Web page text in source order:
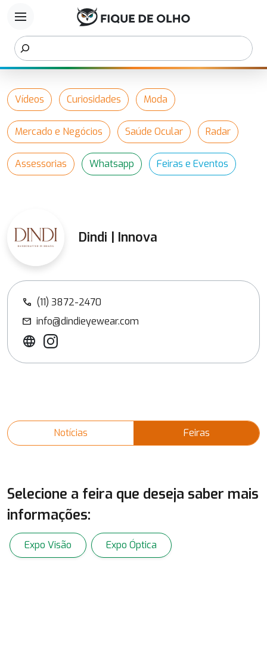
menu
Vídeos Curiosidades Moda
Mercado e Negócios Saúde Ocular Radar
Assessorias Whatsapp Feiras e Eventos
Dindi | Innova
call (11) 3872-2470
mail info@dindieyewear.com
Notícias Feiras
Selecione a feira que deseja saber mais
informações:
Expo Visão Expo Óptica